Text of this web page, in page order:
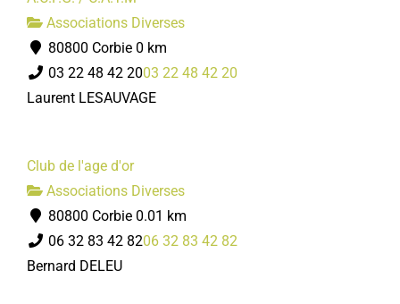
Associations Diverses
80800 Corbie 0 km
03 22 48 42 2003 22 48 42 20
Laurent LESAUVAGE
Club de l'age d'or
Associations Diverses
80800 Corbie 0.01 km
06 32 83 42 8206 32 83 42 82
Bernard DELEU